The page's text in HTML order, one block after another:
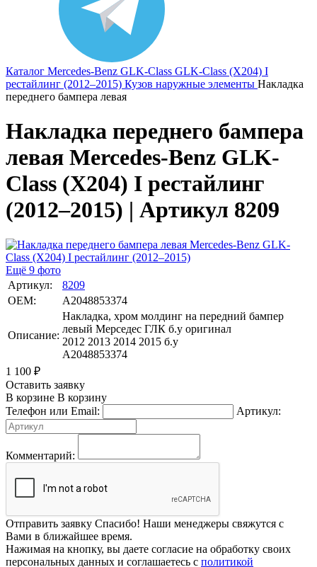
Каталог Mercedes-Benz GLK-Class GLK-Class (X204) I
рестайлинг (2012–2015) Кузов наружные элементы Накладка
переднего бампера левая
Накладка переднего бампера
левая Mercedes-Benz GLK-
Class (X204) I рестайлинг
(2012–2015) | Артикул 8209
Ещё 9 фото
Артикул:
8209
OEM:
A2048853374
Описание:
Накладка, хром молдинг на передний бампер
левый Мерседес ГЛК б.у оригинал
2012 2013 2014 2015 б.у
А2048853374
1 100 ₽
Оставить заявку
В корзине В корзину
Телефон или Email:
Артикул:
Комментарий:
Отправить заявку Спасибо! Наши менеджеры свяжутся с
Вами в ближайшее время.
Нажимая на кнопку, вы даете согласие на обработку своих
персональных данных и соглашаетесь с политикой